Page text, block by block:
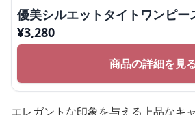
優美シルエットタイトワンピー
¥3,280
商品の詳細を見
エレガントな印象を与える上品なキ